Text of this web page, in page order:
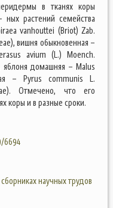
в тканях коры
ных растений семейства
vanhouttei (Briot) Zab.
вишня обыкновенная –
avium (L.) Moench.
яблоня домашняя – Malus
– Pyrus communis L.
Отмечено, что его
коры и в разные сроки.
6694
научных трудов